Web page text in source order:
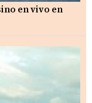
en vivo en